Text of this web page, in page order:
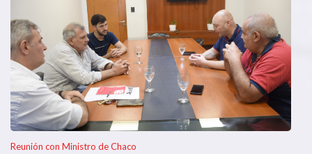
Reunión con Ministro de Chaco